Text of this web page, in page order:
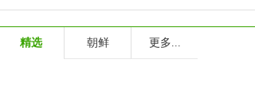
精选 朝鲜 更多...